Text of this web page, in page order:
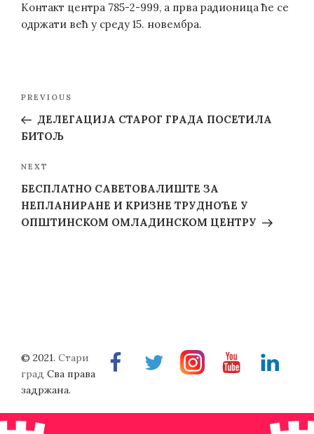
Контакт центра 785-2-999, а прва радионица ће се
одржати већ у среду 15. новембра.
Previous
Post
PREVIOUS
ДЕЛЕГАЦИЈА СТАРОГ ГРАДА ПОСЕТИЛА
БИТОЉ
Next
Post
NEXT
БЕСПЛАТНО САВЕТОВАЛИШТЕ ЗА
НЕПЛАНИРАНЕ И КРИЗНЕ ТРУДНОЋЕ У
ОПШТИНСКОМ ОМЛАДИНСКОМ ЦЕНТРУ
FacebookTwitterInstragramYoutubeLinkedin
© 2021. Стари
град Сва права
задржана.